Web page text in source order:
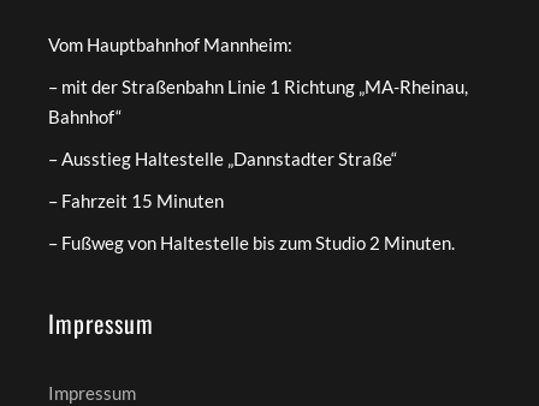
Vom Hauptbahnhof Mannheim:
– mit der Straßenbahn Linie 1 Richtung „MA-Rheinau,
Bahnhof“
– Ausstieg Haltestelle „Dannstadter Straße“
– Fahrzeit 15 Minuten
– Fußweg von Haltestelle bis zum Studio 2 Minuten.
Impressum
Impressum